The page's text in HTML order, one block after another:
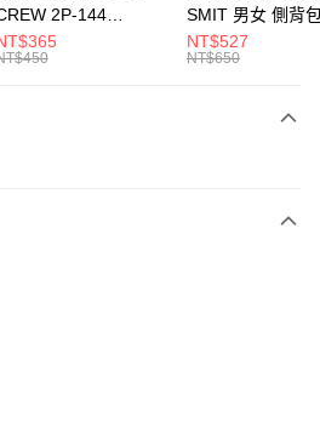
再付款。
】
享後付」後，將跳轉至「AFTEE先享後付」
費通知簡訊。
，點擊此簡訊中的連結，可透過四大超商／
付款，方視為交易完成。
以上)免運費
以上)免運費
以上)免運費
2P-144
男女 短統襪
SMIT 男女 側背
BA5871010
NT$527
NT$650